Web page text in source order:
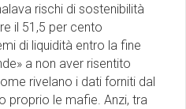
rischi di sostenibilità
il 51,5 per cento
di liquidità entro la fine
a non aver risentito
rivelano i dati forniti dal
proprio le mafie. Anzi, tra